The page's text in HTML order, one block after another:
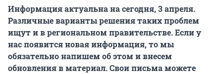
Информация актуальна на сегодня, 3 апреля.
Различные варианты решения таких проблем
ищут и в региональном правительстве. Если у
нас появится новая информация, то мы
обязательно напишем об этом и внесем
обновления в материал. Свои письма можете